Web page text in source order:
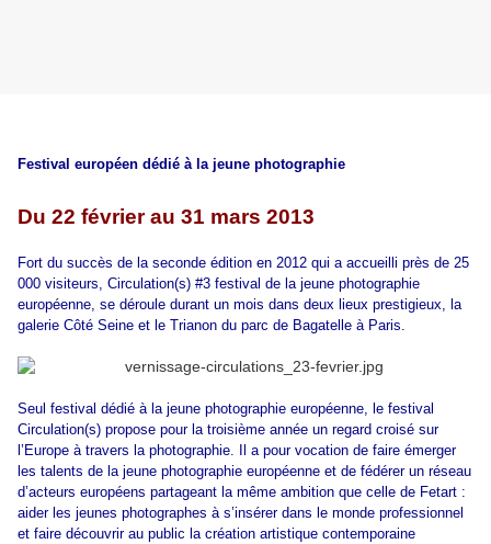
Festival européen dédié à la jeune photographie
Du 22 février au 31 mars 2013
Fort du succès de la seconde édition en 2012 qui a accueilli près de 25
000 visiteurs, Circulation(s) #3 festival de la jeune photographie
européenne, se déroule durant un mois dans deux lieux prestigieux, la
galerie Côté Seine et le Trianon du parc de Bagatelle à Paris.
Seul festival dédié à la jeune photographie européenne, le festival
Circulation(s) propose pour la troisième année un regard croisé sur
l’Europe à travers la photographie. Il a pour vocation de faire émerger
les talents de la jeune photographie européenne et de fédérer un réseau
d’acteurs européens partageant la même ambition que celle de Fetart :
aider les jeunes photographes à s’insérer dans le monde professionnel
et faire découvrir au public la création artistique contemporaine